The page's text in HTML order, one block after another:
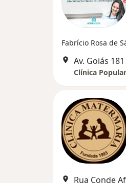
Fabrício Rosa de
Clínica
Rua Conde